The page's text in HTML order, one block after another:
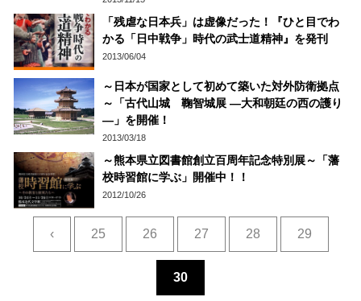
「残虐な日本兵」は虚像だった！『ひと目でわ
かる「日中戦争」時代の武士道精神』を発刊
2013/06/04
～日本が国家として初めて築いた対外防衛拠点
～「古代山城 鞠智城展 ―大和朝廷の西の護り
―」を開催！
2013/03/18
～熊本県立図書館創立百周年記念特別展～「藩
校時習館に学ぶ」開催中！！
2012/10/26
‹ 25 26 27 28 29
30